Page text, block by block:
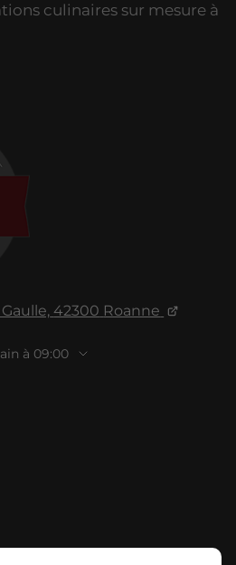
42300 Roanne
à 09:00
culinaires sur mesure à